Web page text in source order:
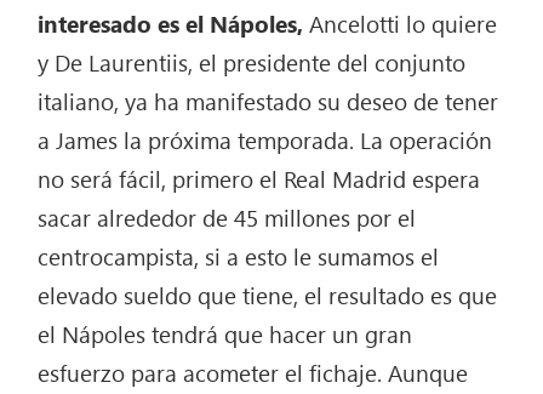
interesado es el Nápoles, Ancelotti lo quiere
y De Laurentiis, el presidente del conjunto
italiano, ya ha manifestado su deseo de tener
a James la próxima temporada. La operación
no será fácil, primero el Real Madrid espera
sacar alrededor de 45 millones por el
centrocampista, si a esto le sumamos el
elevado sueldo que tiene, el resultado es que
el Nápoles tendrá que hacer un gran
esfuerzo para acometer el fichaje. Aunque